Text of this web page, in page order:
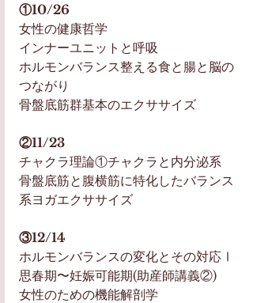
①10/26
女性の健康哲学
インナーユニットと呼吸
ホルモンバランス整える食と腸と脳の
つながり
骨盤底筋群基本のエクササイズ
②11/23
チャクラ理論①チャクラと内分泌系
骨盤底筋と腹横筋に特化したバランス
系ヨガエクササイズ
③12/14
ホルモンバランスの変化とその対応Ⅰ
思春期〜妊娠可能期(助産師講義②)
女性のための機能解剖学